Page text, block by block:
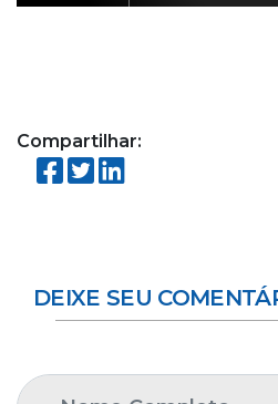
Compartilhar:
DEIXE SEU